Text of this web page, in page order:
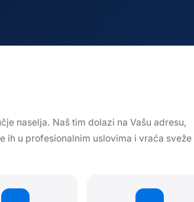
naselja. Naš tim dolazi na Vašu adresu,
ih u profesionalnim uslovima i vraća sveže